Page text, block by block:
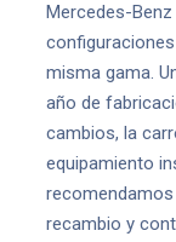
Mercedes-
misma gama.
año de
cambios, la
equipamiento
recambio y